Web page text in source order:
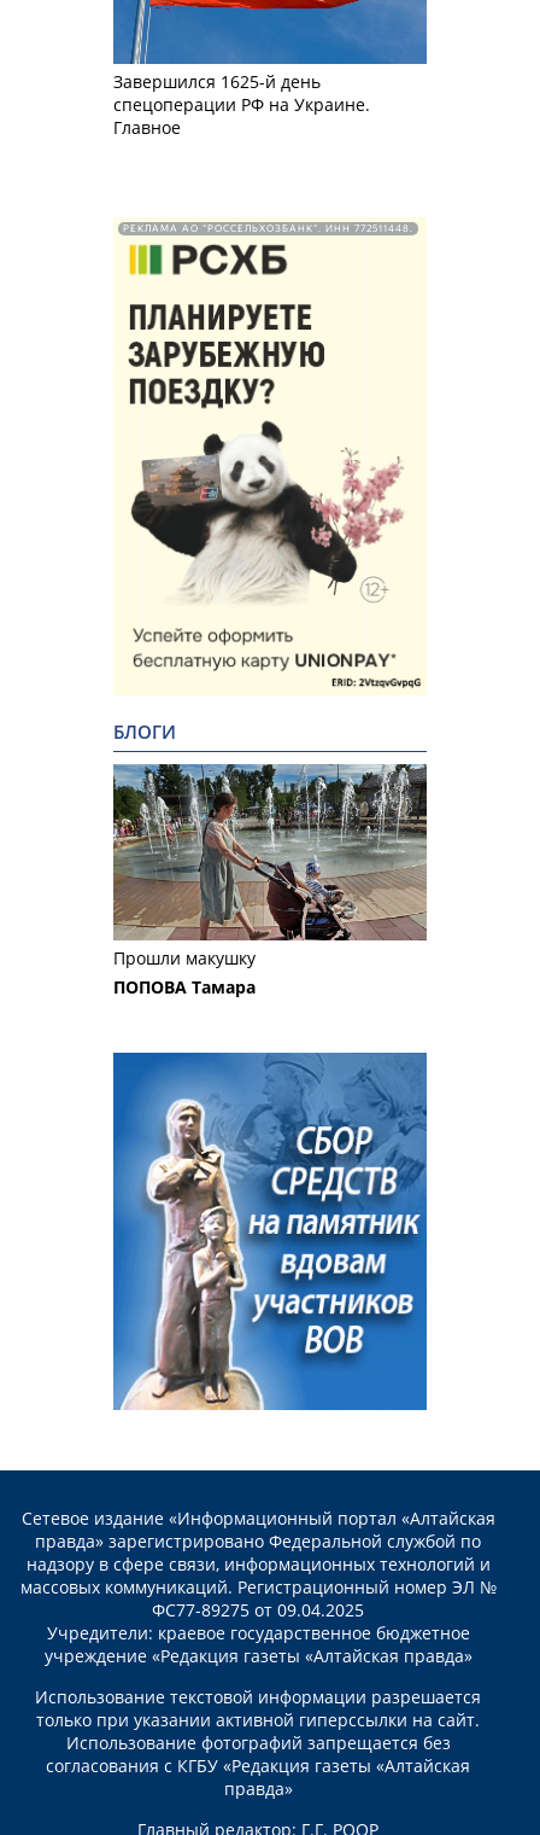
Завершился 1625-й день
спецоперации РФ на Украине.
Главное
РЕКЛАМА АО "РОССЕЛЬХОЗБАНК". ИНН 772511448.
БЛОГИ
Прошли макушку
ПОПОВА Тамара
Сетевое издание «Информационный портал «Алтайская
правда» зарегистрировано Федеральной службой по
надзору в сфере связи, информационных технологий и
массовых коммуникаций. Регистрационный номер ЭЛ №
ФС77-89275 от 09.04.2025
Учредители: краевое государственное бюджетное
учреждение «Редакция газеты «Алтайская правда»
Использование текстовой информации разрешается
только при указании активной гиперссылки на сайт.
Использование фотографий запрещается без
согласования с КГБУ «Редакция газеты «Алтайская
правда»
Главный редактор: Г.Г. РООР